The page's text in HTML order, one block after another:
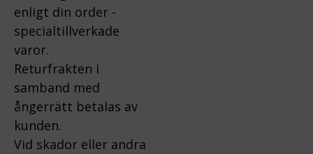
enligt din order -
specialtillverkade
varor.
Returfrakten i
samband med
ångerrätt betalas av
kunden.
Vid skador eller andra